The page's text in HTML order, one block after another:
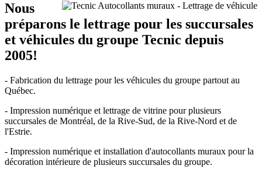
Nous
préparons le lettrage pour les succursales
et véhicules du groupe Tecnic depuis
2005!
- Fabrication du lettrage pour les véhicules du groupe partout au
Québec.
- Impression numérique et lettrage de vitrine pour plusieurs
succursales de Montréal, de la Rive-Sud, de la Rive-Nord et de
l'Estrie.
- Impression numérique et installation d'autocollants muraux pour la
décoration intérieure de plusieurs succursales du groupe.